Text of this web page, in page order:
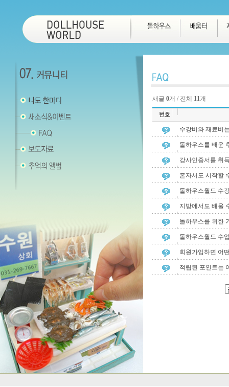
새글 0개 / 전체 11개
수강비와 재료비
돌하우스를 배운
강사인증서를 취
혼자서도 시작할
돌하우스월드 수
지방에서도 배울
돌하우스를 위한
돌하우스월드 수
회원가입하면 어
적립된 포인트는